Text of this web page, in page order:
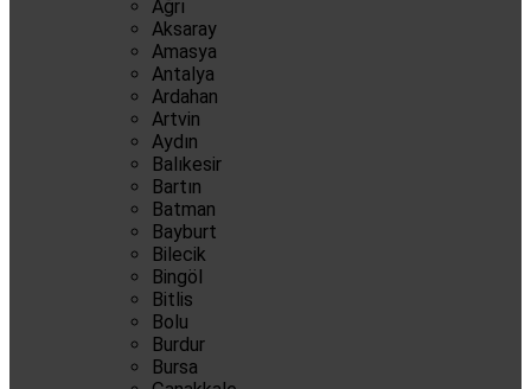
Ağrı
Aksaray
Amasya
Antalya
Ardahan
Artvin
Aydın
Balıkesir
Bartın
Batman
Bayburt
Bilecik
Bingöl
Bitlis
Bolu
Burdur
Bursa